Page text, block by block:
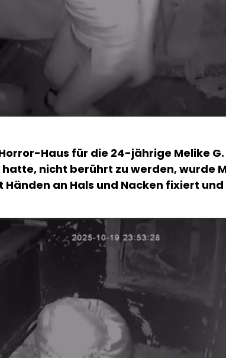
Haus für die 24-jährige Melike
nicht berührt zu werden, wurde
an Hals und Nacken fixiert